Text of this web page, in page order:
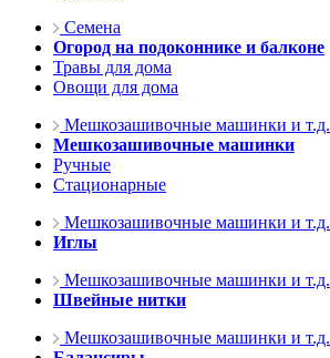
Семена
Огород на подоконнике и балконе
Травы для дома
Овощи для дома
Мешкозашивочные машинки и т.д.
Мешкозашивочные машинки
Ручные
Стационарные
Мешкозашивочные машинки и т.д.
Иглы
Мешкозашивочные машинки и т.д.
Швейные нитки
Мешкозашивочные машинки и т.д.